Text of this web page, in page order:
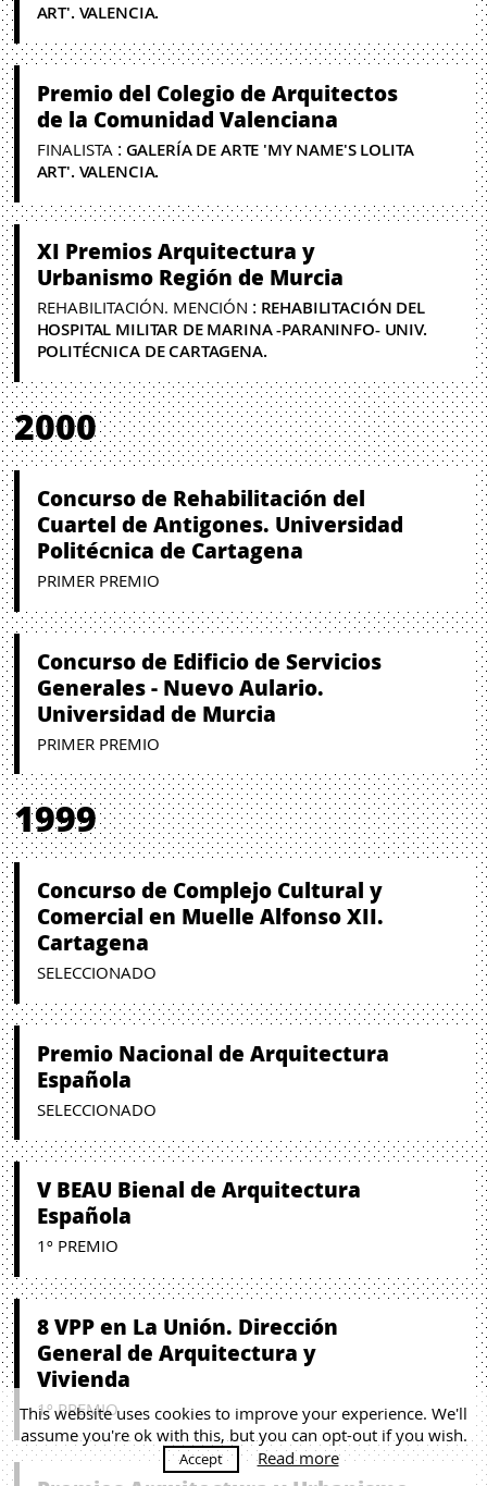
ART'. VALENCIA.
Premio del Colegio de Arquitectos
de la Comunidad Valenciana
FINALISTA: GALERÍA DE ARTE 'MY NAME'S LOLITA
ART'. VALENCIA.
XI Premios Arquitectura y
Urbanismo Región de Murcia
REHABILITACIÓN. MENCIÓN : REHABILITACIÓN DEL
HOSPITAL MILITAR DE MARINA -PARANINFO- UNIV.
POLITÉCNICA DE CARTAGENA.
2000
Concurso de Rehabilitación del
Cuartel de Antigones. Universidad
Politécnica de Cartagena
PRIMER PREMIO
Concurso de Edificio de Servicios
Generales - Nuevo Aulario.
Universidad de Murcia
PRIMER PREMIO
1999
Concurso de Complejo Cultural y
Comercial en Muelle Alfonso XII.
Cartagena
SELECCIONADO
Premio Nacional de Arquitectura
Española
SELECCIONADO
V BEAU Bienal de Arquitectura
Española
1º PREMIO
8 VPP en La Unión. Dirección
General de Arquitectura y
Vivienda
1º PREMIO
This website uses cookies to improve your experience. We'll
assume you're ok with this, but you can opt-out if you wish.
Accept Read more